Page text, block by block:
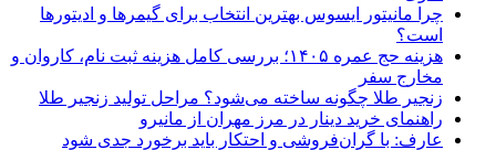
چرا مانیتور ایسوس بهترین انتخاب برای گیمرها و ادیتورها
است؟
هزینه حج عمره ۱۴۰۵؛ بررسی کامل هزینه ثبت نام، کاروان و
مخارج سفر
زنجیر طلا چگونه ساخته می‌شود؟ مراحل تولید زنجیر طلا
راهنمای خرید دینار در مرز مهران از مانیرو
عارف: با گران‌فروشی و احتکار باید برخورد جدی شود